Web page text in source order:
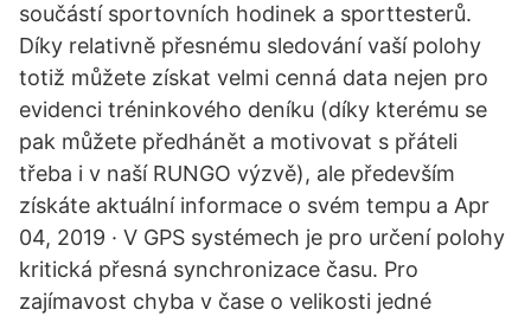
součástí sportovních hodinek a sporttesterů.
Díky relativně přesnému sledování vaší polohy
totiž můžete získat velmi cenná data nejen pro
evidenci tréninkového deníku (díky kterému se
pak můžete předhánět a motivovat s přáteli
třeba i v naší RUNGO výzvě), ale především
získáte aktuální informace o svém tempu a Apr
04, 2019 · V GPS systémech je pro určení polohy
kritická přesná synchronizace času. Pro
zajímavost chyba v čase o velikosti jedné